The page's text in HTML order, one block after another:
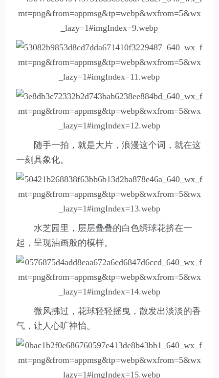
随手一拍，就是大片，浪漫这个词，就在这
一刻具象化。
水芝园里，层层叠叠的白色绣球花挤在一
起，呈现油画般的模样。
微风拂过，花球轻轻摇曳，散发出淡淡的香
气，让人心旷神怡。